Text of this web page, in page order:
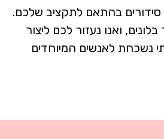
סידורים בהתאם לתקציב שלכם.
ואנו נעזור לכם ליצור
נשכחת לאנשים המיוחדים